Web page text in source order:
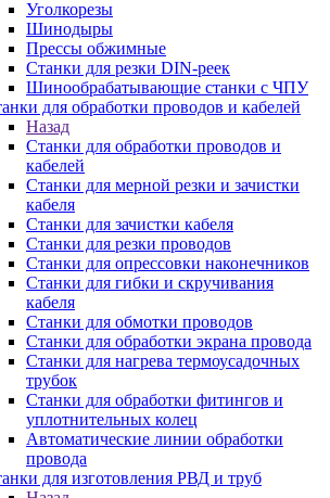
Уголкорезы
Шинодыры
Прессы обжимные
Станки для резки DIN-реек
Шинообрабатывающие станки с ЧПУ
для обработки проводов и кабелей
Назад
Станки для обработки проводов и
кабелей
Станки для мерной резки и зачистки
кабеля
Станки для зачистки кабеля
Станки для резки проводов
Станки для опрессовки наконечников
Станки для гибки и скручивания
кабеля
Станки для обмотки проводов
Станки для обработки экрана провода
Станки для нагрева термоусадочных
трубок
Станки для обработки фитингов и
уплотнительных колец
Автоматические линии обработки
провода
для изготовления РВД и труб